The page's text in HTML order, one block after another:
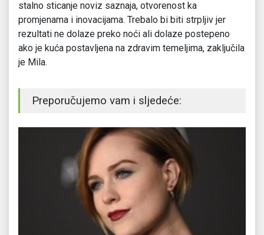
stalno sticanje noviz saznaja, otvorenost ka
promjenama i inovacijama. Trebalo bi biti strpljiv jer
rezultati ne dolaze preko noći ali dolaze postepeno
ako je kuća postavljena na zdravim temeljima, zaključila
je Mila.
Preporučujemo vam i sljedeće: